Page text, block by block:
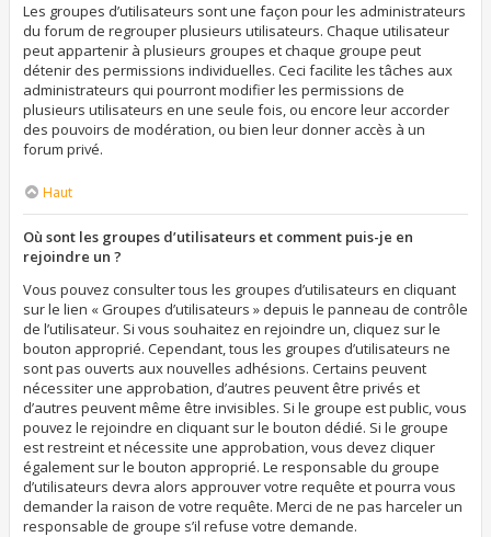
Les groupes d’utilisateurs sont une façon pour les administrateurs
du forum de regrouper plusieurs utilisateurs. Chaque utilisateur
peut appartenir à plusieurs groupes et chaque groupe peut
détenir des permissions individuelles. Ceci facilite les tâches aux
administrateurs qui pourront modifier les permissions de
plusieurs utilisateurs en une seule fois, ou encore leur accorder
des pouvoirs de modération, ou bien leur donner accès à un
forum privé.
Haut
Où sont les groupes d’utilisateurs et comment puis-je en
rejoindre un ?
Vous pouvez consulter tous les groupes d’utilisateurs en cliquant
sur le lien « Groupes d’utilisateurs » depuis le panneau de contrôle
de l’utilisateur. Si vous souhaitez en rejoindre un, cliquez sur le
bouton approprié. Cependant, tous les groupes d’utilisateurs ne
sont pas ouverts aux nouvelles adhésions. Certains peuvent
nécessiter une approbation, d’autres peuvent être privés et
d’autres peuvent même être invisibles. Si le groupe est public, vous
pouvez le rejoindre en cliquant sur le bouton dédié. Si le groupe
est restreint et nécessite une approbation, vous devez cliquer
également sur le bouton approprié. Le responsable du groupe
d’utilisateurs devra alors approuver votre requête et pourra vous
demander la raison de votre requête. Merci de ne pas harceler un
responsable de groupe s’il refuse votre demande.